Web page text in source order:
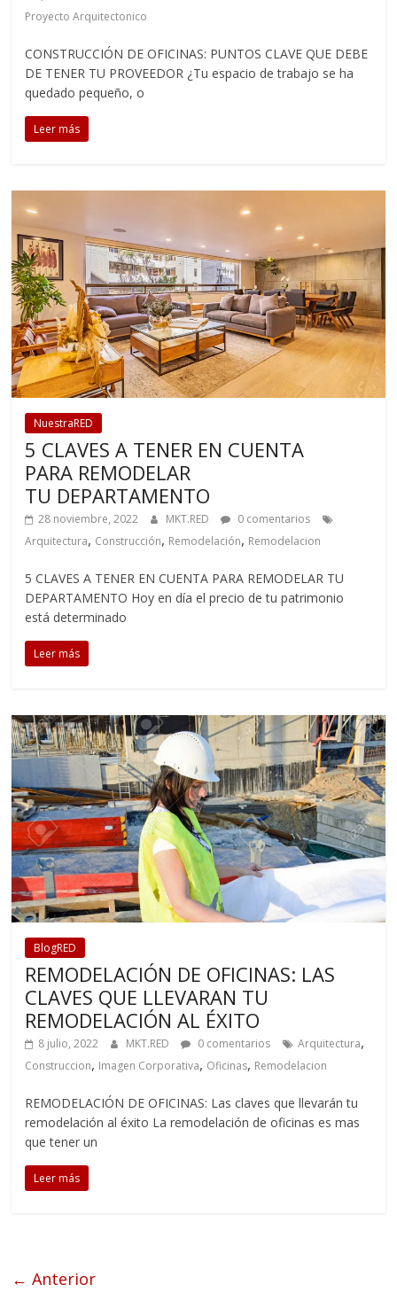
Proyecto Arquitectonico
CONSTRUCCIÓN DE OFICINAS: PUNTOS CLAVE QUE DEBE
DE TENER TU PROVEEDOR ¿Tu espacio de trabajo se ha
quedado pequeño, o
Leer más
NuestraRED
5 CLAVES A TENER EN CUENTA
PARA REMODELAR
TU DEPARTAMENTO
28 noviembre, 2022 MKT.RED
0 comentarios
Arquitectura, Construcción, Remodelación, Remodelacion
5 CLAVES A TENER EN CUENTA PARA REMODELAR TU
DEPARTAMENTO Hoy en día el precio de tu patrimonio
está determinado
Leer más
BlogRED
REMODELACIÓN DE OFICINAS: LAS
CLAVES QUE LLEVARAN TU
REMODELACIÓN AL ÉXITO
8 julio, 2022 MKT.RED 0 comentarios Arquitectura,
Construccion, Imagen Corporativa, Oficinas, Remodelacion
REMODELACIÓN DE OFICINAS: Las claves que llevarán tu
remodelación al éxito La remodelación de oficinas es mas
que tener un
Leer más
← Anterior